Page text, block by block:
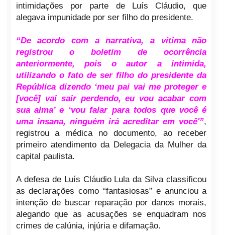
intimidações por parte de Luís Cláudio, que
alegava impunidade por ser filho do presidente.
“De acordo com a narrativa, a vítima não
registrou o boletim de ocorrência
anteriormente, pois o autor a intimida,
utilizando o fato de ser filho do presidente da
República dizendo ‘meu pai vai me proteger e
[você] vai sair perdendo, eu vou acabar com
sua alma’ e ‘vou falar para todos que você é
uma insana, ninguém irá acreditar em você'”,
registrou a médica no documento, ao receber
primeiro atendimento da Delegacia da Mulher da
capital paulista.
A defesa de Luís Cláudio Lula da Silva classificou
as declarações como “fantasiosas” e anunciou a
intenção de buscar reparação por danos morais,
alegando que as acusações se enquadram nos
crimes de calúnia, injúria e difamação.